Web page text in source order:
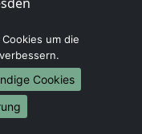
um die
Cookies